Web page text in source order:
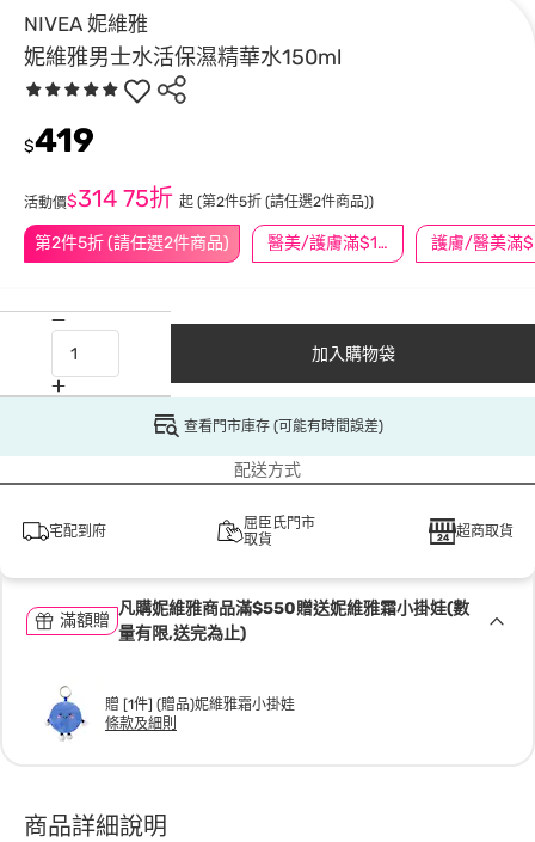
NIVEA 妮維雅
妮維雅男士水活保濕精華水150ml
第2件5折 (請任選2件商品) 醫美/護膚滿$1200送$200
$419
活動價$314 75折 起 (第2件5折 (請任選2件商品))
加入購物袋
查看門市庫存 (可能有時間誤差)
配送方式
宅配到府
屈臣氏門市
取貨
超商取貨
滿額贈
凡購妮維雅商品滿$550贈送妮維雅霜小掛娃(數
量有限,送完為止)
贈 [1件] (贈品)妮維雅霜小掛娃
條款及細則
商品詳細說明